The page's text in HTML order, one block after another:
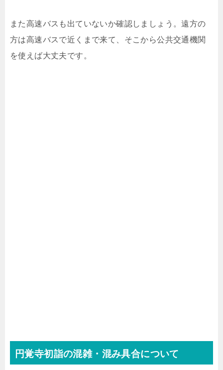
また高速バスも出ていないか確認しましょう。遠方の
方は高速バスで近くまで来て、そこから公共交通機関
を使えば大丈夫です。
円覚寺初詣の混雑・混み具合について